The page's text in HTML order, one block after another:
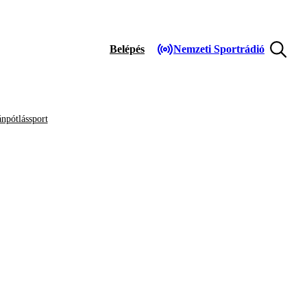
Belépés Nemzeti Sportrádió